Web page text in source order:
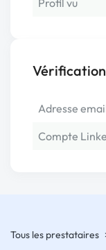
Profil vu
Adresse
Compte
Tous les prestataires